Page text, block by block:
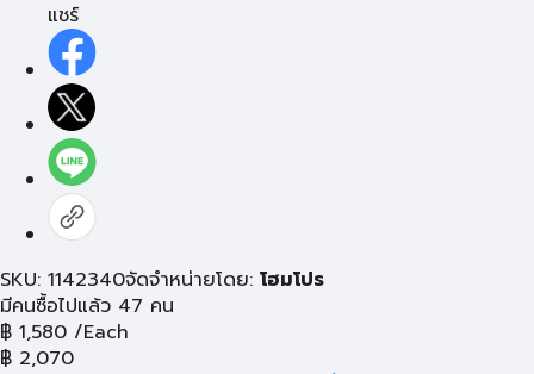
แชร์
SKU: 1142340จัดจำหน่ายโดย: โฮมโปร
มีคนซื้อไปแล้ว 47 คน
฿ 1,580 /Each
฿ 2,070